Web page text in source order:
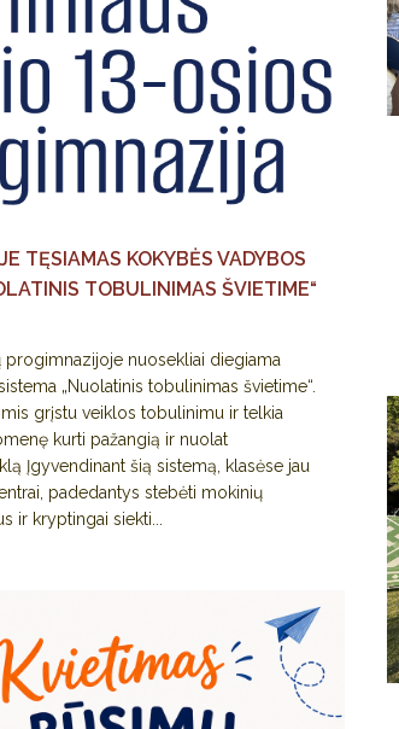
TĘSIAMAS KOKYBĖS VADYBOS
TOBULINIMAS ŠVIETIME“
progimnazijoje nuosekliai diegiama
„Nuolatinis tobulinimas švietime“.
grįstu veiklos tobulinimu ir telkia
kurti pažangią ir nuolat
Įgyvendinant šią sistemą, klasėse jau
padedantys stebėti mokinių
ir kryptingai siekti...